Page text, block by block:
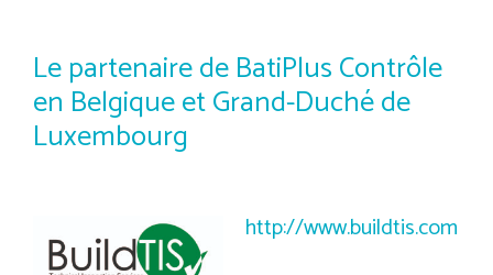
Le partenaire de BatiPlus Contrôle
en Belgique et Grand-Duché de
Luxembourg
http://www.buildtis.com